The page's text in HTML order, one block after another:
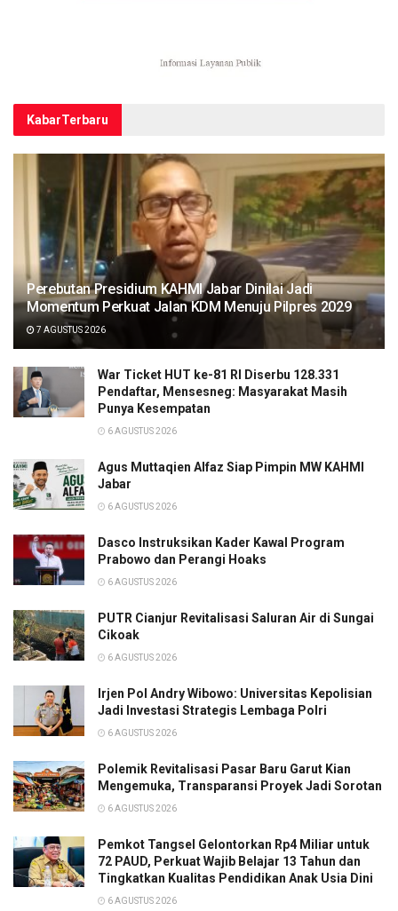
KabarTerbaru
Perebutan Presidium KAHMI Jabar Dinilai Jadi
Momentum Perkuat Jalan KDM Menuju Pilpres 2029
7 AGUSTUS 2026
War Ticket HUT ke-81 RI Diserbu 128.331
Pendaftar, Mensesneg: Masyarakat Masih
Punya Kesempatan
6 AGUSTUS 2026
Agus Muttaqien Alfaz Siap Pimpin MW KAHMI
Jabar
6 AGUSTUS 2026
Dasco Instruksikan Kader Kawal Program
Prabowo dan Perangi Hoaks
6 AGUSTUS 2026
PUTR Cianjur Revitalisasi Saluran Air di Sungai
Cikoak
6 AGUSTUS 2026
Irjen Pol Andry Wibowo: Universitas Kepolisian
Jadi Investasi Strategis Lembaga Polri
6 AGUSTUS 2026
Polemik Revitalisasi Pasar Baru Garut Kian
Mengemuka, Transparansi Proyek Jadi Sorotan
6 AGUSTUS 2026
Pemkot Tangsel Gelontorkan Rp4 Miliar untuk
72 PAUD, Perkuat Wajib Belajar 13 Tahun dan
Tingkatkan Kualitas Pendidikan Anak Usia Dini
6 AGUSTUS 2026